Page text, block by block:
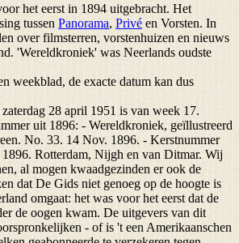
het eerst in 1894 uitgebracht. Het
tussen Panorama, Privé en Vorsten. In
over filmsterren, vorstenhuizen en nieuws
'Wereldkroniek' was Neerlands oudste
weekblad, de exacte datum kan dus
28 april 1951 is van week 17.
uit 1896: - Wereldkroniek, geïllustreerd
No. 33. 14 Nov. 1896. - Kerstnummer
Rotterdam, Nijgh en van Ditmar. Wij
al mogen kwaadgezinden er ook de
dat De Gids niet genoeg op de hoogte is
omgaat: het was voor het eerst dat de
de oogen kwam. De uitgevers van dit
- of is 't een Amerikaanschen